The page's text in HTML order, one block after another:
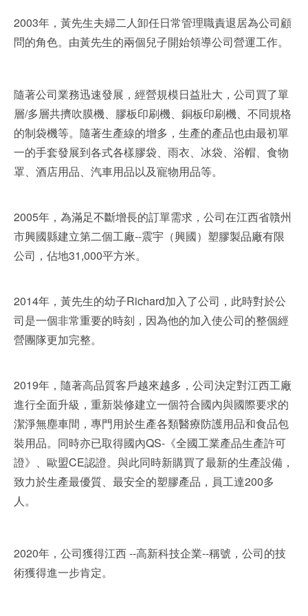
2003年， 黃先生夫婦二人卸任日常管理職責退居為公司顧
問的角色。由黃先生的兩個兒子開始領導公司營運工作。
隨著公司業務迅速發展，經營規模日益壯大，公司買了單
層/多層共擠吹膜機、膠板印刷機、銅板印刷機、不同規格
的制袋機等。隨著生產線的增多，生產的產品也由最初單
一的手套發展到各式各樣膠袋、雨衣、冰袋、浴帽、食物
罩、酒店用品、汽車用品以及寵物用品等。
2005年，為滿足不斷增長的訂單需求，公司在江西省贛州
市興國縣建立第二個工廠--震宇（興國）塑膠製品廠有限
公司，佔地31,000平方米。
2014年，黃先生的幼子Richard加入了公司，此時對於公
司是一個非常重要的時刻，因為他的加入使公司的整個經
營團隊更加完整。
2019年，隨著高品質客戶越來越多，公司決定對江西工廠
進行全面升級，重新裝修建立一個符合國內與國際要求的
潔淨無塵車間，專門用於生產各類醫療防護用品和食品包
裝用品。同時亦已取得國內QS-《全國工業產品生產許可
證》、歐盟CE認證。與此同時新購買了最新的生產設備，
致力於生產最優質、最安全的塑膠產品，員工達200多
人。
2020年，公司獲得江西 --高新科技企業--稱號，公司的技
術獲得進一步肯定。